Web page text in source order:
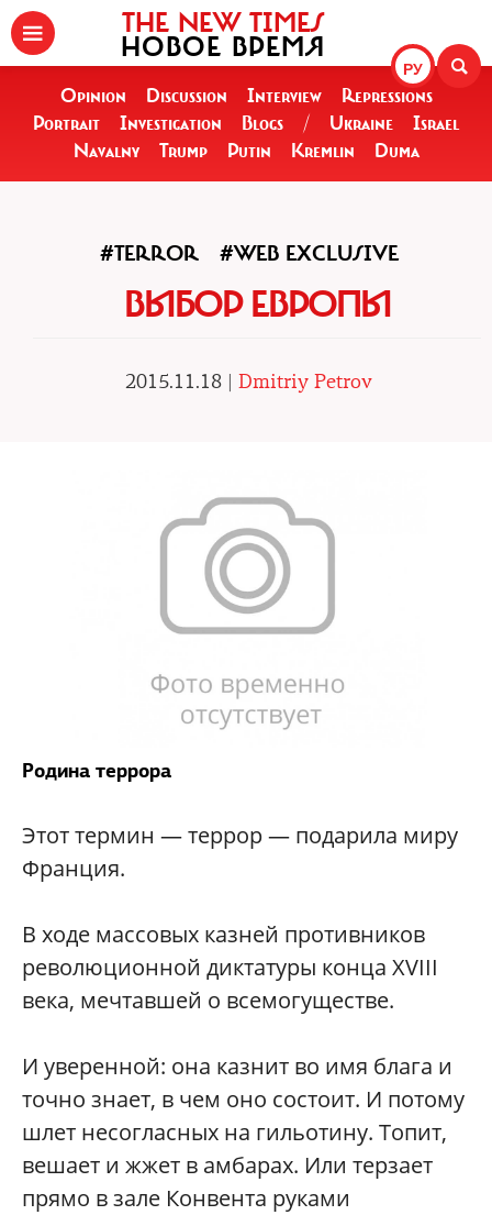
РУ
THE NEW TIMES
НОВОЕ ВРЕМЯ
Opinion Discussion Interview
Repressions
Portrait
Investigation Blogs / Ukraine
Israel
Navalny
Trump Putin Kremlin Duma
#TERROR #WEB EXCLUSIVE
ВЫБОР ЕВРОПЫ
2015.11.18 | Dmitriy Petrov
Родина террора
Этот термин — террор — подарила миру
Франция.
В ходе массовых казней противников
революционной диктатуры конца XVIII
века, мечтавшей о всемогуществе.
И уверенной: она казнит во имя блага и
точно знает, в чем оно состоит. И потому
шлет несогласных на гильотину. Топит,
вешает и жжет в амбарах. Или терзает
прямо в зале Конвента руками